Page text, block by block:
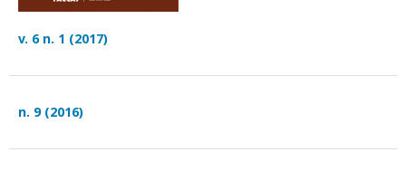
v. 6 n. 1 (2017)
n. 9 (2016)